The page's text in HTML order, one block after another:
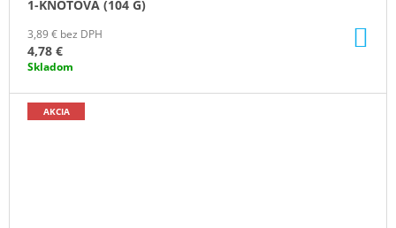
1-KNÔTOVÁ (104 G)
3,89 € bez DPH
4,78 €
Skladom
AKCIA